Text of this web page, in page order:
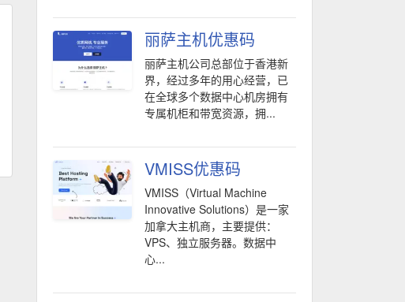
丽萨主机优惠码
丽萨主机公司总部位于香港新
界，经过多年的用心经营，已
在全球多个数据中心机房拥有
专属机柜和带宽资源，拥...
VMISS优惠码
VMISS（Virtual Machine
Innovative Solutions）是一家
加拿大主机商，主要提供：
VPS、独立服务器。数据中
心...